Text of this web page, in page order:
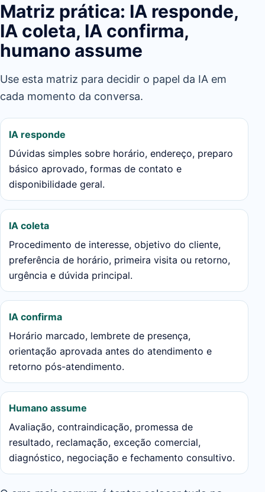
Matriz prática: IA responde,
IA coleta, IA confirma,
humano assume
Use esta matriz para decidir o papel da IA em
cada momento da conversa.
IA responde
Dúvidas simples sobre horário, endereço, preparo
básico aprovado, formas de contato e
disponibilidade geral.
IA coleta
Procedimento de interesse, objetivo do cliente,
preferência de horário, primeira visita ou retorno,
urgência e dúvida principal.
IA confirma
Horário marcado, lembrete de presença,
orientação aprovada antes do atendimento e
retorno pós-atendimento.
Humano assume
Avaliação, contraindicação, promessa de
resultado, reclamação, exceção comercial,
diagnóstico, negociação e fechamento consultivo.